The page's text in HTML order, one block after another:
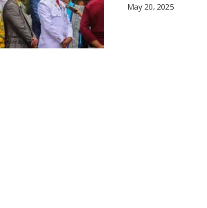
May 20, 2025